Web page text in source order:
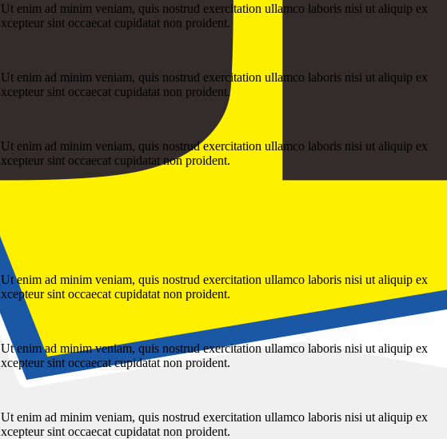
enim ad minim veniam, quis nostrud exercitation ullamco laboris nisi ut aliquip ex
sint occaecat cupidatat non proident.
enim ad minim veniam, quis nostrud exercitation ullamco laboris nisi ut aliquip ex
sint occaecat cupidatat non proident.
enim ad minim veniam, quis nostrud exercitation ullamco laboris nisi ut aliquip ex
sint occaecat cupidatat non proident.
enim ad minim veniam, quis nostrud exercitation ullamco laboris nisi ut aliquip ex
sint occaecat cupidatat non proident.
enim ad minim veniam, quis nostrud exercitation ullamco laboris nisi ut aliquip ex
sint occaecat cupidatat non proident.
enim ad minim veniam, quis nostrud exercitation ullamco laboris nisi ut aliquip ex
sint occaecat cupidatat non proident.